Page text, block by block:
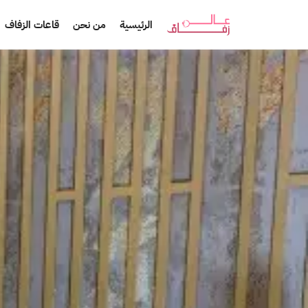
الرئيسية من نحن قاعات الزفاف